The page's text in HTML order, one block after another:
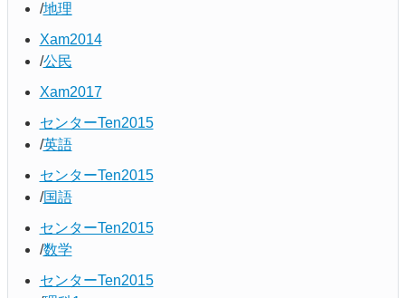
地理
Xam2014
公民
Xam2017
センターTen2015
英語
センターTen2015
国語
センターTen2015
数学
センターTen2015